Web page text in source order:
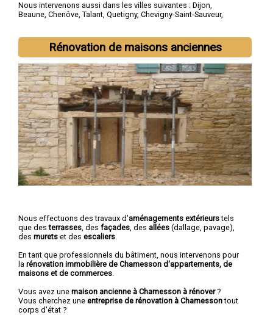
Nous intervenons aussi dans les villes suivantes : Dijon,
Beaune, Chenôve, Talant, Quetigny, Chevigny-Saint-Sauveur,
Rénovation de maisons anciennes
Nous effectuons des travaux d'aménagements extérieurstels
que desterrasses , des façades , des allées (dallage, pavage),
des murets et des escaliers
En tant que professionnels du bâtiment, nous intervenons pour
la rénovation immobilière de Chamesson d'appartements, de
maisons et de commerces
Vous avez une maison ancienne à Chamesson à rénover?
Vous cherchez une entreprise de rénovation à Chamessontout
corps d'état ?